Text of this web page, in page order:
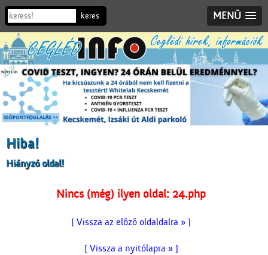
MENÜ
Hiba!
Hiányzó oldal!
Nincs (még) ilyen oldal: 24.php
[ Vissza az előző oldaldalra » ]
[ Vissza a nyitólapra » ]